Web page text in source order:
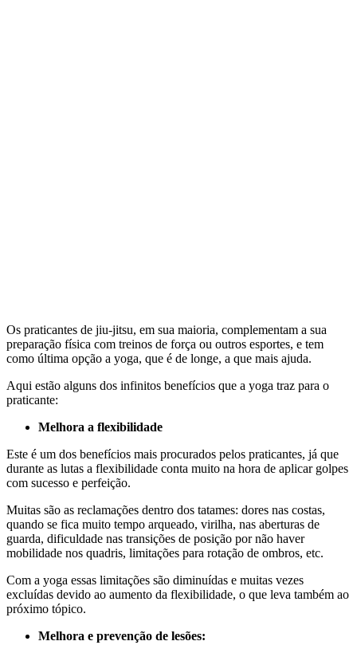
Os praticantes de jiu-jitsu, em sua maioria, complementam a sua
preparação física com treinos de força ou outros esportes, e tem
como última opção a yoga, que é de longe, a que mais ajuda.
Aqui estão alguns dos infinitos benefícios que a yoga traz para o
praticante:
Melhora a flexibilidade
Este é um dos benefícios mais procurados pelos praticantes, já que
durante as lutas a flexibilidade conta muito na hora de aplicar golpes
com sucesso e perfeição.
Muitas são as reclamações dentro dos tatames: dores nas costas,
quando se fica muito tempo arqueado, virilha, nas aberturas de
guarda, dificuldade nas transições de posição por não haver
mobilidade nos quadris, limitações para rotação de ombros, etc.
Com a yoga essas limitações são diminuídas e muitas vezes
excluídas devido ao aumento da flexibilidade, o que leva também ao
próximo tópico.
Melhora e prevenção de lesões: